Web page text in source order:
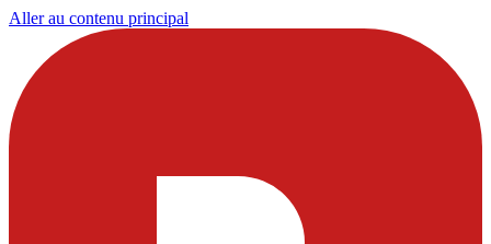
Aller au contenu principal